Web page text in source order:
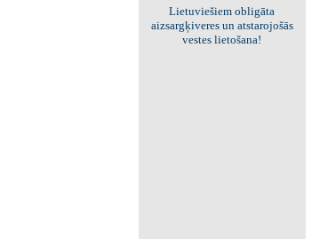
Viss par "Kritisko masu"!
Kolekcionējam saites uz resursiem
internetā!